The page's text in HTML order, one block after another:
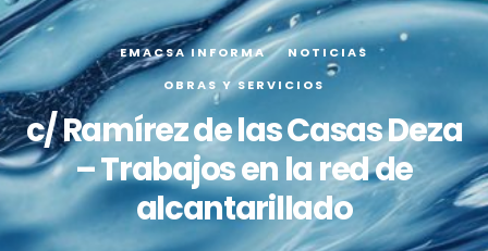
EMACSA INFORMA
NOTICIAS
OBRAS Y SERVICIOS
c/ Ramírez de las Casas Deza
– Trabajos en la red de
alcantarillado